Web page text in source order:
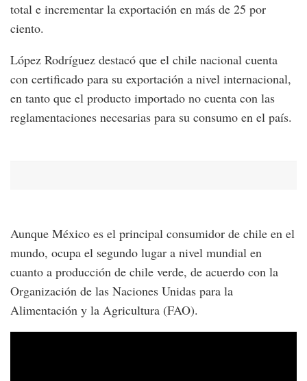
total e incrementar la exportación en más de 25 por
ciento.
López Rodríguez destacó que el chile nacional cuenta
con certificado para su exportación a nivel internacional,
en tanto que el producto importado no cuenta con las
reglamentaciones necesarias para su consumo en el país.
Aunque México es el principal consumidor de chile en el
mundo, ocupa el segundo lugar a nivel mundial en
cuanto a producción de chile verde, de acuerdo con la
Organización de las Naciones Unidas para la
Alimentación y la Agricultura (FAO).